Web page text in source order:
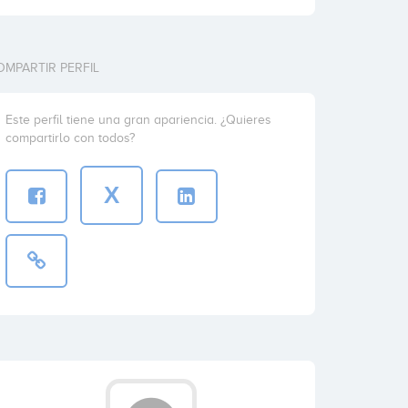
PERFIL
Este perfil tiene una gran apariencia. ¿Quieres
compartirlo con todos?
X